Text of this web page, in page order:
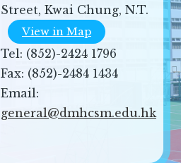
Street, Kwai Chung, N.T.
View in Map
Tel: (852)-2424 1796
Fax: (852)-2484 1434
Email:
general@dmhcsm.edu.hk